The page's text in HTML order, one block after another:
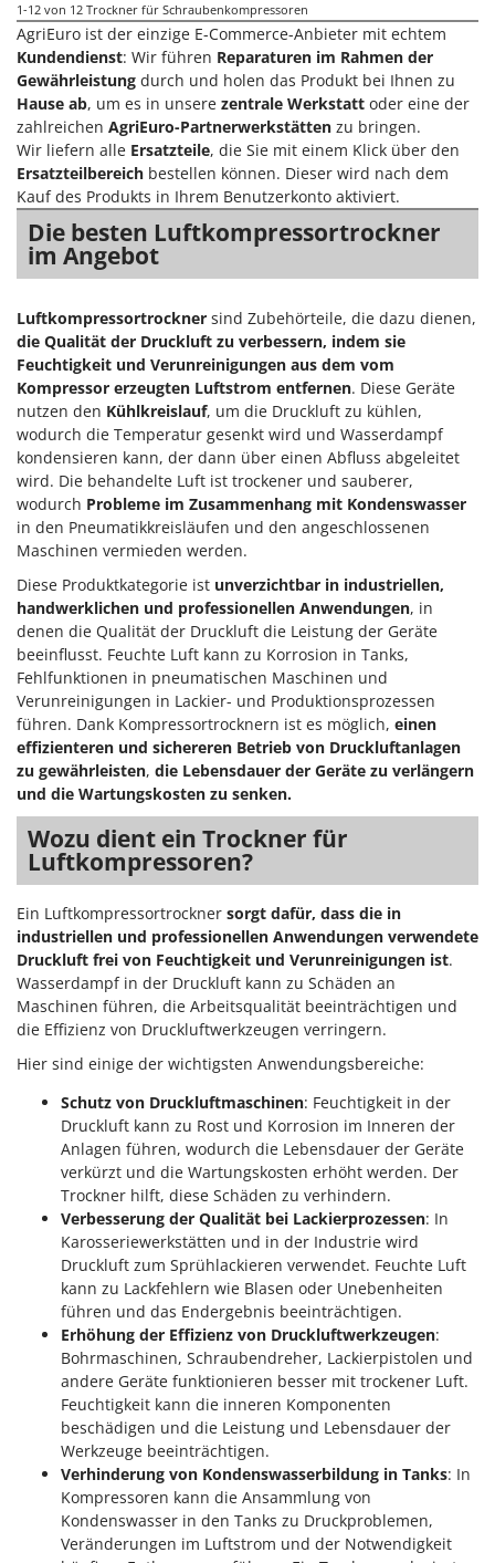
Olix
OMA
Omas
Ompagrill
Ooni
Oriental Koshin
Outdoorchef
P
Palazzetti
Palumbo Pavi
Partisani
Paterlini
Philips
Pramac
Prismafood
R
R.G.V.
Rato
Reber
Redback
Resto Italia
Ribimex
Ripartrak
Ritter
River Systems
Robomow
Rossofuoco
Rover Pompe
Royal Food
Ryobi
S
Sbaraglia
Schnitzer
Seven Italy
Shark
Shindaiwa
Silky
Simatech
Sirman
Skil
Smartwood
Smeg
Snapper
Solidur
Spice Electronics
1-12 von 12 Trockner für Schraubenkompressoren
AgriEuro ist der einzige E-Commerce-Anbieter mit echtem
Kundendienst: Wir führen Reparaturen im Rahmen der
Gewährleistung durch und holen das Produkt bei Ihnen zu
Hause ab, um es in unsere zentrale Werkstatt oder eine der
zahlreichen AgriEuro-Partnerwerkstätten zu bringen.
Wir liefern alle Ersatzteile, die Sie mit einem Klick über den
Ersatzteilbereich bestellen können. Dieser wird nach dem
Kauf des Produkts in Ihrem Benutzerkonto aktiviert.
Die besten Luftkompressortrockner
im Angebot
Luftkompressortrockner sind Zubehörteile, die dazu dienen,
die Qualität der Druckluft zu verbessern, indem sie
Feuchtigkeit und Verunreinigungen aus dem vom
Kompressor erzeugten Luftstrom entfernen. Diese Geräte
nutzen den Kühlkreislauf, um die Druckluft zu kühlen,
wodurch die Temperatur gesenkt wird und Wasserdampf
kondensieren kann, der dann über einen Abfluss abgeleitet
wird. Die behandelte Luft ist trockener und sauberer,
wodurch Probleme im Zusammenhang mit Kondenswasser
in den Pneumatikkreisläufen und den angeschlossenen
Maschinen vermieden werden.
Diese Produktkategorie ist unverzichtbar in industriellen,
handwerklichen und professionellen Anwendungen, in
denen die Qualität der Druckluft die Leistung der Geräte
beeinflusst. Feuchte Luft kann zu Korrosion in Tanks,
Fehlfunktionen in pneumatischen Maschinen und
Verunreinigungen in Lackier- und Produktionsprozessen
führen. Dank Kompressortrocknern ist es möglich, einen
effizienteren und sichereren Betrieb von Druckluftanlagen
zu gewährleisten, die Lebensdauer der Geräte zu verlängern
und die Wartungskosten zu senken.
Wozu dient ein Trockner für
Luftkompressoren?
Ein Luftkompressortrockner sorgt dafür, dass die in
industriellen und professionellen Anwendungen verwendete
Druckluft frei von Feuchtigkeit und Verunreinigungen ist.
Wasserdampf in der Druckluft kann zu Schäden an
Maschinen führen, die Arbeitsqualität beeinträchtigen und
die Effizienz von Druckluftwerkzeugen verringern.
Hier sind einige der wichtigsten Anwendungsbereiche:
Schutz von Druckluftmaschinen: Feuchtigkeit in der
Druckluft kann zu Rost und Korrosion im Inneren der
Anlagen führen, wodurch die Lebensdauer der Geräte
verkürzt und die Wartungskosten erhöht werden. Der
Trockner hilft, diese Schäden zu verhindern.
Verbesserung der Qualität bei Lackierprozessen: In
Karosseriewerkstätten und in der Industrie wird
Druckluft zum Sprühlackieren verwendet. Feuchte Luft
kann zu Lackfehlern wie Blasen oder Unebenheiten
führen und das Endergebnis beeinträchtigen.
Erhöhung der Effizienz von Druckluftwerkzeugen:
Bohrmaschinen, Schraubendreher, Lackierpistolen und
andere Geräte funktionieren besser mit trockener Luft.
Feuchtigkeit kann die inneren Komponenten
beschädigen und die Leistung und Lebensdauer der
Werkzeuge beeinträchtigen.
Verhinderung von Kondenswasserbildung in Tanks: In
Kompressoren kann die Ansammlung von
Kondenswasser in den Tanks zu Druckproblemen,
Veränderungen im Luftstrom und der Notwendigkeit